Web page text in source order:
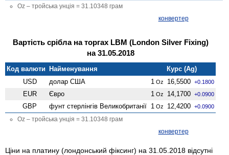
Oz – тройська унція = 31.10348 грам
конвертер
Вартість срібла на торгах LBM (London Silver Fixing)
на 31.05.2018
Код валюти Найменування
Курс (Ag)
USD
долар США 1 Oz 16,5500 +0.1800
EUR Євро 1 Oz 14,1700 +0.0900
GBP фунт стерлінгів Велико­британії 1 Oz 12,4200 +0.0900
Oz – тройська унція = 31.10348 грам
конвертер
Ціни на платину (лондонський фіксинг) на 31.05.2018 відсутні